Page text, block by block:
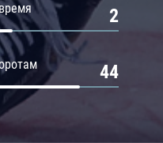
2
44